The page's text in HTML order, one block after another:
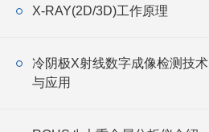
X-RAY(2D/3D)工作原理
冷阴极X射线数字成像检测技术
与应用